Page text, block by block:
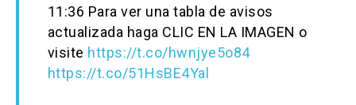
11:36 Para ver una tabla de avisos
actualizada haga CLIC EN LA IMAGEN o
visite https://t.co/hwnjye5o84
https://t.co/51HsBE4Yal